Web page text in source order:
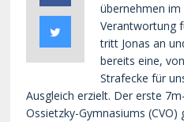
übernehmen
Verantwortung
tritt Jonas an
bereits eine,
Strafecke für
Ausgleich erzielt. Der erste
Ossietzky-Gymnasiums (CVO)